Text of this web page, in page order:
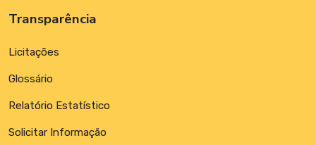
Transparência
Licitações
Glossário
Relatório Estatístico
Solicitar Informação